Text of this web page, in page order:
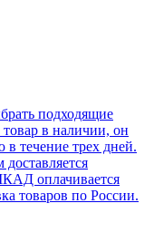
подходящие
в наличии, он
течение трех дней.
оплачивается
товаров по России.